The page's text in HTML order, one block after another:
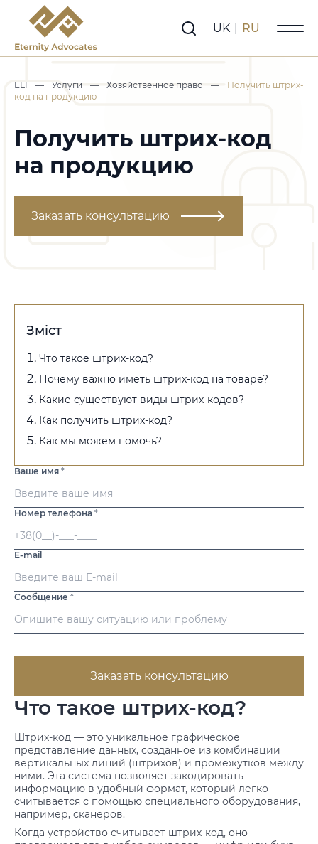
UK RU
ELI — Услуги — Хозяйственное право —
Получить штрих-
код на продукцию
Получить штрих-код
на продукцию
Заказать консультацию
Что такое штрих-код?
Штрих-код — это уникальное графическое
представление данных, созданное из комбинации
вертикальных линий (штрихов) и промежутков между
ними. Эта система позволяет закодировать
информацию в удобный формат, который легко
считывается с помощью специального оборудования,
например, сканеров.
Когда устройство считывает штрих-код, оно
Зміст
Что такое штрих-код?
Почему важно иметь штрих-код на товаре?
Какие существуют виды штрих-кодов?
Как получить штрих-код?
Как мы можем помочь?
Ваше имя *
Номер телефона *
E-mail
Сообщение *
Заказать консультацию